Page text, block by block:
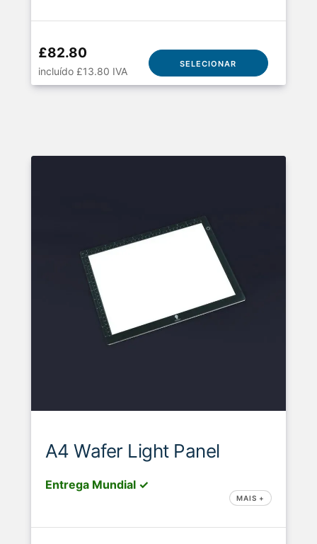
£82.80
incluído £13.80 IVA
SELECIONAR
A4 Wafer Light Panel
Entrega Mundial ✓
MAIS +